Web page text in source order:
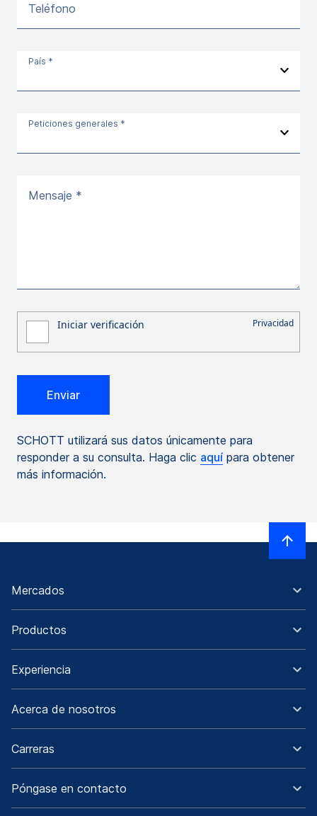
Teléfono
País *
Peticiones generales *
Mensaje *
SCHOTT utilizará sus datos únicamente para
responder a su consulta. Haga clic aquí para obtener
más información.
Mercados
Productos
Experiencia
Acerca de nosotros
Carreras
Póngase en contacto